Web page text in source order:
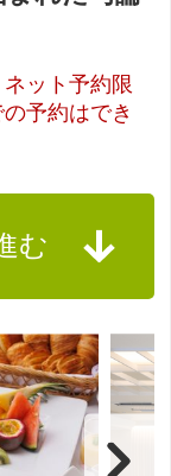
ット予約限
予約はでき
む